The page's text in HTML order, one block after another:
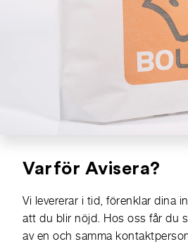
Varför Avisera?
Vi levererar i tid, förenklar dina
att du blir nöjd. Hos oss får du
av en och samma